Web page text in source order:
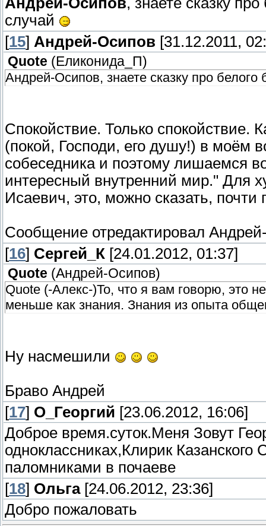
случай
[15] Андрей-Осипов [31.12.2011,
Quote ( Еликонида_П )
Андрей-Осипов, знаете сказку про
Спокойствие. Только
(покой, Господи, его душу!) в моём
собеседника и поэтому лишаемся
интересный внутренний мир." Для
Исаевич, это, можно сказать, почти
Сообщение отредактировал
[16] Сергей_К [24.01.2012, 01:37]
Quote (Андрей-Осипов)
Quote (-Алекс-)То, что я вам говорю, это
меньше как знания. Знания из опыта
Ну насмешили
Браво Андрей
[17] О_Георгий [23.06.2012, 16:06]
Доброе время.суток.Меня Зовут
одноклассниках,Клирик
паломниками в почаеве
[18] Ольга[24.06.2012, 23:36]
Добро пожаловать